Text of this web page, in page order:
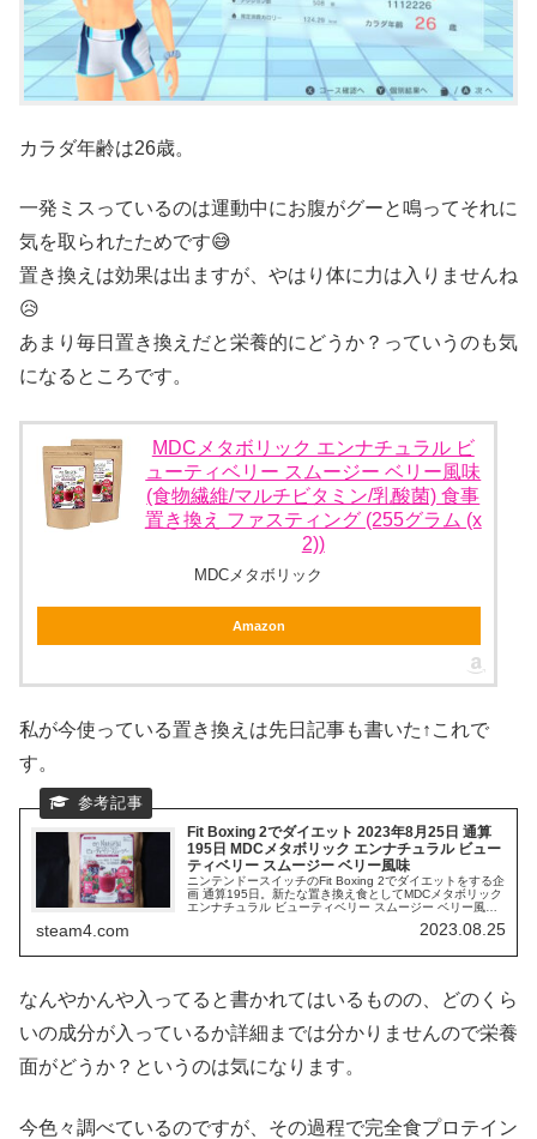
カラダ年齢は26歳。
一発ミスっているのは運動中にお腹がグーと鳴ってそれに
気を取られたためです😅
置き換えは効果は出ますが、やはり体に力は入りませんね
😥
あまり毎日置き換えだと栄養的にどうか？っていうのも気
になるところです。
MDCメタボリック エンナチュラル ビ
ューティベリー スムージー ベリー風味
(食物繊維/マルチビタミン/乳酸菌) 食事
置き換え ファスティング (255グラム (x
2))
MDCメタボリック
Amazon
私が今使っている置き換えは先日記事も書いた↑これで
す。
Fit Boxing 2でダイエット 2023年8月25日 通算
195日 MDCメタボリック エンナチュラル ビュー
ティベリー スムージー ベリー風味
ニンテンドースイッチのFit Boxing 2でダイエットをする企
画 通算195日。新たな置き換え食としてMDCメタボリック
エンナチュラル ビューティベリー スムージー ベリー風味
steam4.com 2023.08.25
なんやかんや入ってると書かれてはいるものの、どのくら
いの成分が入っているか詳細までは分かりませんので栄養
面がどうか？というのは気になります。
今色々調べているのですが、その過程で完全食プロテイン